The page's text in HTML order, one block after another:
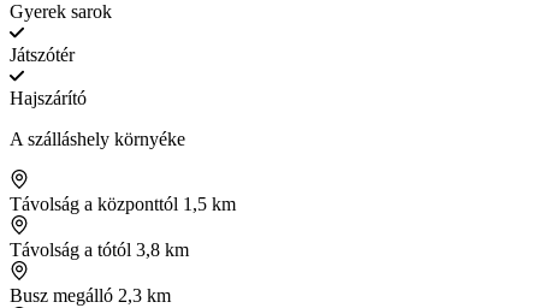
Gyerek sarok
Játszótér
Hajszárító
A szálláshely környéke
Távolság a központtól 1,5 km
Távolság a tótól 3,8 km
Busz megálló 2,3 km